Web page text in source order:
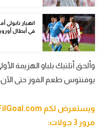
الوطن العربي
في المونديال
رياضة نسائية
آسيا
أمريكا
ركن الألعاب
انهيار
في أبطال
وألحق أتلتيك بلباو الهزيمة
يوفنتوس طعم الفوز حتى الآن.
مرور 3 جولات: